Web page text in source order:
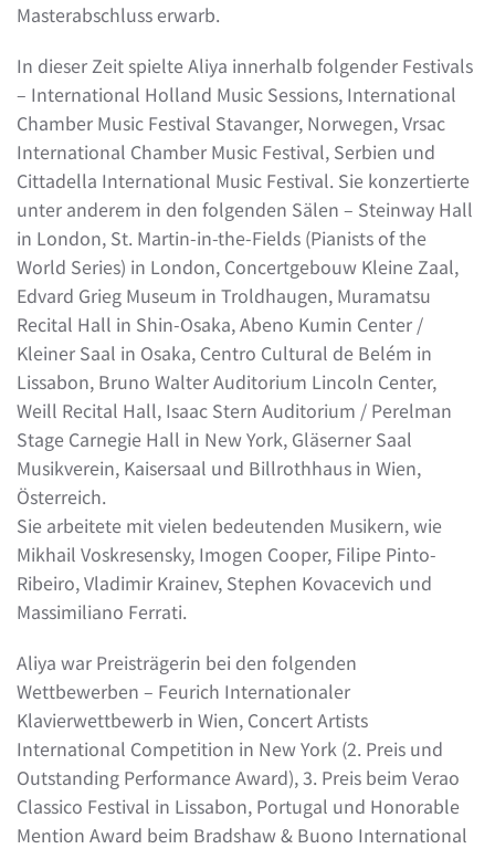
Masterabschluss erwarb.
In dieser Zeit spielte Aliya innerhalb folgender Festivals
– International Holland Music Sessions, International
Chamber Music Festival Stavanger, Norwegen, Vrsac
International Chamber Music Festival, Serbien und
Cittadella International Music Festival. Sie konzertierte
unter anderem in den folgenden Sälen – Steinway Hall
in London, St. Martin-in-the-Fields (Pianists of the
World Series) in London, Concertgebouw Kleine Zaal,
Edvard Grieg Museum in Troldhaugen, Muramatsu
Recital Hall in Shin-Osaka, Abeno Kumin Center /
Kleiner Saal in Osaka, Centro Cultural de Belém in
Lissabon, Bruno Walter Auditorium Lincoln Center,
Weill Recital Hall, Isaac Stern Auditorium / Perelman
Stage Carnegie Hall in New York, Gläserner Saal
Musikverein, Kaisersaal und Billrothhaus in Wien,
Österreich.
Sie arbeitete mit vielen bedeutenden Musikern, wie
Mikhail Voskresensky, Imogen Cooper, Filipe Pinto-
Ribeiro, Vladimir Krainev, Stephen Kovacevich und
Massimiliano Ferrati.
Aliya war Preisträgerin bei den folgenden
Wettbewerben – Feurich Internationaler
Klavierwettbewerb in Wien, Concert Artists
International Competition in New York (2. Preis und
Outstanding Performance Award), 3. Preis beim Verao
Classico Festival in Lissabon, Portugal und Honorable
Mention Award beim Bradshaw & Buono International